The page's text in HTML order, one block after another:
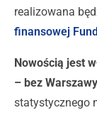
realizowana
finansowej
Nowością jest
– bez
statystycznego